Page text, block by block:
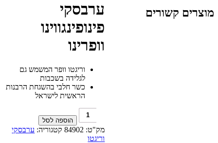
ערבסקי
פינופינגווינו
וופרינו
וריגטו וופר המשמש גם
לגלידה בשכבות
כשר חלבי בהשגחת הרבנות
הראשית לישראל
כמות
של
ערבסקי
פינופינגווינו
הוספה לסל
מק"ט: 84902 קטגוריה: ערבסקי
וריגטו
מוצרים קשורים